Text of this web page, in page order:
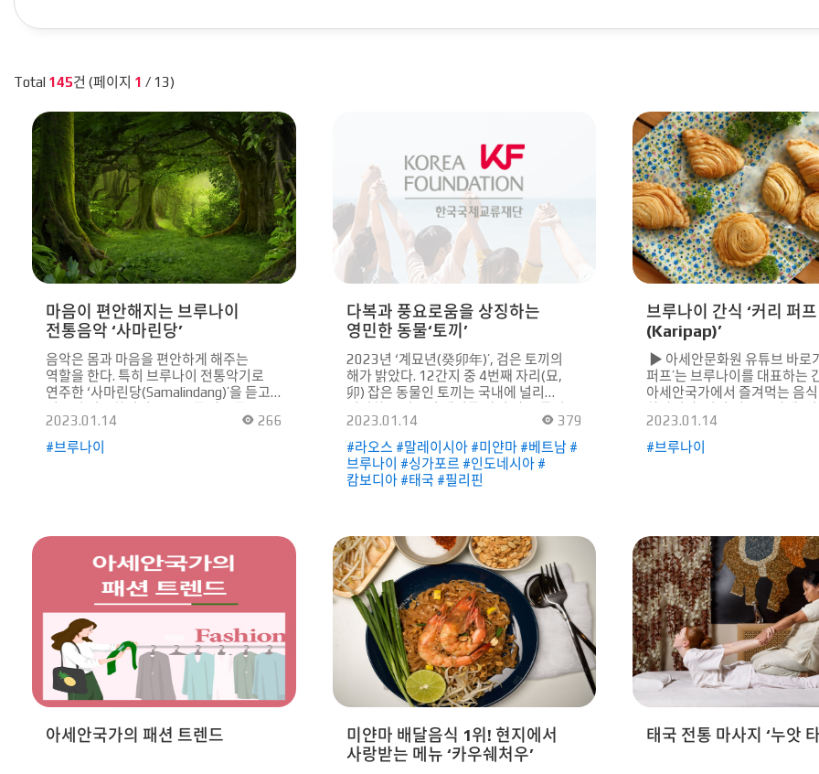
Total 145건 (페이지 1 / 13)
마음이 편안해지는 브루나이
전통음악 ‘사마린당’
음악은 몸과 마음을 편안하게 해주는
역할을 한다. 특히 브루나이 전통악기로
연주한 ‘사마린당(Samalindang)’을 듣고
사이에 서있는 것 같아 마음이 차분해지는
느낌이 든다. ‘사마린당’은 브루나이
궁전에서 연주하기 시작한 부채춤
‘사마린당’을 ‘굴린탕간(Gulintangan)’과
‘감부스(Gambus)’로 연주했다. 특히
금속으로 만들어진 타악기 ‘굴린탕간’의
경우, 안에 쇠로 된 8개의 작은 공이
들어있다고 한다. ‘굴린탕간’은 나무로 된
채로 두들기면서 연주하는데, 이때 맑고
고운 소리가 가득 울려 퍼진다. ‘감부스’의
경우 말레이 지역 여러 곳에서 찾아볼 수
있는 류트 악기로 기타와 비슷한 생김새를
하고 있다. 연회 시 노래와 춤을 반주하는
역할을 한다. ‘굴린탕간’과 ‘감부스’로
궁금하다면 QR 코드를 스캔해보자.
2023.01.14
266
#브루나이
다복과 풍요로움을 상징하는
영민한 동물‘토끼’
2023년 ‘계묘년(癸卯年)’, 검은 토끼의
해가 밝았다. 12간지 중 4번째 자리(묘,
卯) 잡은 동물인 토끼는 국내에 널리
때문에 ‘다복함’과 ‘풍요로움’을 상징한다.
매우 친숙한 동물인 토끼는 ‘토끼 같은
자식’이라는 관용어는 물론, ‘두 마리의
토끼를 잡으려다 모두 놓친다’ 등 속담에도
두루 등장할 만큼 우리와 가깝다. 추석
마음 을 대변한다. 특히 우리에게 익숙한
것은 토끼와 관련된 이야기 혹은
설화들이다. 와 에서 토끼는 꾀 많은
동물로 등장한다. 그중 에서는 자신의 꾀로
힘센 호랑이를 골탕 먹이며 통쾌함을 준다.
이 이야기 속 토끼는 작은 몸집으로
초식동물임에도 육식동물을 피해 다니며
두려움에 떠는 나약한 존재가 아닌, 민첩한
몸놀림과 영민한 두뇌로 어려움을
극복하는 모습으로 등장한다. 이처럼
토끼가 힘없는 이들의 대신해 약자가
먹이는 모습은 우리에게 일종의
카타르시스를 선사한다. 2023년은 모두가
2023.01.14
379
#라오스 #말레이시아 #미얀마 #베트남 #
브루나이 #싱가포르 #인도네시아 #
캄보디아 #태국 #필리핀
브루나이 간식 ‘커리 퍼프
(Karipap)’
▶ 아세안문화원 유튜브 바로가기
퍼프’는 브루나이를 대표하는
아세안국가에서 즐겨먹는 음
BAR에서도 흔히 맛볼 수 있다.
속은 촉촉한 식감 덕분에 브루
아니라 말레이시아, 싱가포르,
이후 카레가루와 후추를 넣고
커리 퍼프의 소가 완성된다. 완
둥글게 편 반죽에 넣어 페이스
모양으로 빚어주면 된다.어린
어른까지 전 세대가 좋아하는
퍼프의 레시피가 궁금하다면
스캔해보자. KF아세안문화원
채널로 연결되어 동영상 레시
수 있다.
2023.01.14
#브루나이
아세안국가의 패션 트렌드
미얀마 배달음식 1위! 현지에서
사랑받는 메뉴 ‘카우쉐처우’
태국 전통 마사지 ‘누앗